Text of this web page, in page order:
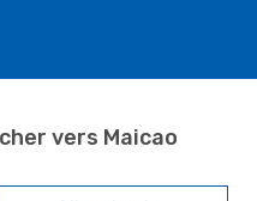
vers Maicao